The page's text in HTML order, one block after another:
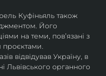
Куфіньяль також
Його
на теми, пов’язані з
проєктами.
відвідував Україну, в
Львівського органного